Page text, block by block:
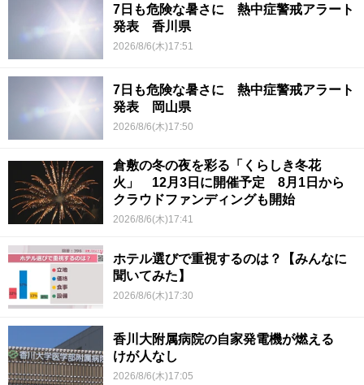
7日も危険な暑さに 熱中症警戒アラート
発表 香川県
2026/8/6(木)17:51
7日も危険な暑さに 熱中症警戒アラート
発表 岡山県
2026/8/6(木)17:50
倉敷の冬の夜を彩る「くらしき冬花
火」 12月3日に開催予定 8月1日から
クラウドファンディングも開始
2026/8/6(木)17:41
ホテル選びで重視するのは？【みんなに
聞いてみた】
2026/8/6(木)17:30
香川大附属病院の自家発電機が燃える
けが人なし
2026/8/6(木)17:05